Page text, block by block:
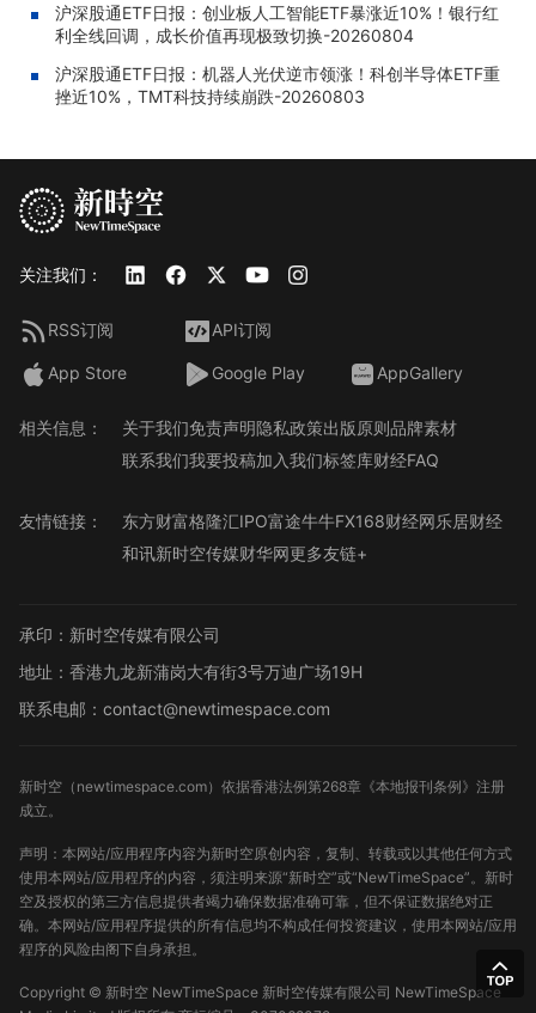
沪深股通ETF日报：创业板人工智能ETF暴涨近10%！银行红
利全线回调，成长价值再现极致切换-20260804
沪深股通ETF日报：机器人光伏逆市领涨！科创半导体ETF重
挫近10%，TMT科技持续崩跌-20260803
关注我们：
RSS订阅 API订阅
App Store Google Play AppGallery
相关信息： 关于我们免责声明隐私政策出版原则品牌素材
联系我们我要投稿加入我们标签库财经FAQ
友情链接： 东方财富格隆汇IPO富途牛牛FX168财经网乐居财经
和讯新时空传媒财华网更多友链+
承印：新时空传媒有限公司
地址：香港九龙新蒲岗大有街3号万迪广场19H
联系电邮：contact@newtimespace.com
新时空（ newtimespace.com）依据香港法例第268章《本地报刊条例》注册
成立。
声明：本网站/应用程序内容为新时空原创内容，复制、转载或以其他任何方式
使用本网站/应用程序的内容，须注明来源“新时空”或“NewTimeSpace”。新时
空及授权的第三方信息提供者竭力确保数据准确可靠，但不保证数据绝对正
确。本网站/应用程序提供的所有信息均不构成任何投资建议，使用本网站/应用
程序的风险由阁下自身承担。
Copyright © 新时空 NewTimeSpace 新时空传媒有限公司 NewTimeSpace